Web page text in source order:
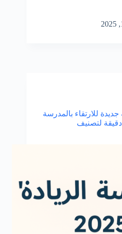
2025: رؤية جديدة للارتقاء بالمدرسة
دقيقة لتصنيف